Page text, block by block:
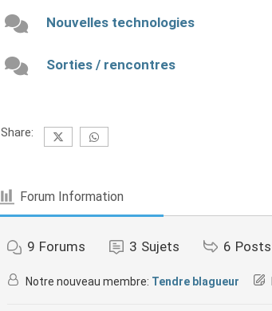
Nouvelles technologies
Sorties / rencontres
Share:
Forum Information
9 Forums 3 Sujets 6 Posts
Notre nouveau membre: Tendre blagueur